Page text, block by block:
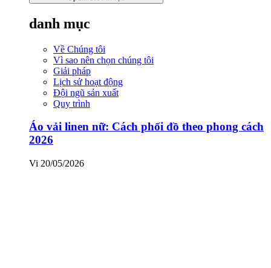
danh mục
Về Chúng tôi
Vì sao nên chọn chúng tôi
Giải pháp
Lịch sử hoạt động
Đội ngũ sản xuất
Quy trình
Áo vải linen nữ: Cách phối đồ theo phong cách
2026
Vi 20/05/2026